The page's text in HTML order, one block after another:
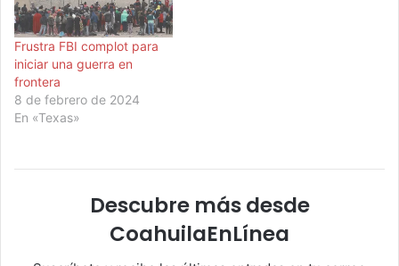
Frustra FBI complot para
iniciar una guerra en
frontera
8 de febrero de 2024
En «Texas»
Descubre más desde
CoahuilaEnLínea